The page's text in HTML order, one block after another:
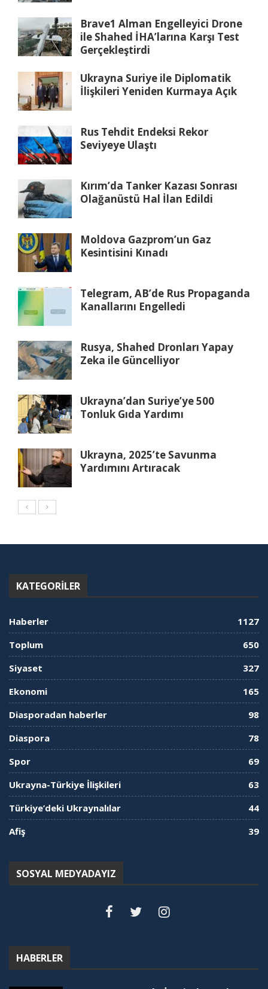
Brave1 Alman Engelleyici Drone
ile Shahed İHA’larına Karşı Test
Gerçekleştirdi
Ukrayna Suriye ile Diplomatik
İlişkileri Yeniden Kurmaya Açık
Rus Tehdit Endeksi Rekor
Seviyeye Ulaştı
Kırım’da Tanker Kazası Sonrası
Olağanüstü Hal İlan Edildi
Moldova Gazprom’un Gaz
Kesintisini Kınadı
Telegram, AB’de Rus Propaganda
Kanallarını Engelledi
Rusya, Shahed Dronları Yapay
Zeka ile Güncelliyor
Ukrayna’dan Suriye’ye 500
Tonluk Gıda Yardımı
Ukrayna, 2025’te Savunma
Yardımını Artıracak
KATEGORILER
Haberler
1127
Toplum
650
Siyaset
327
Ekonomi
165
Diasporadan haberler
98
Diaspora
78
Spor
69
Ukrayna-Türkiye İlişkileri
63
Türkiye’deki Ukraynalılar
44
Afiş
39
SOSYAL MEDYADAYIZ
HABERLER